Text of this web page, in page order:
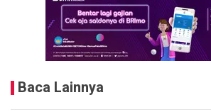
Baca Lainnya